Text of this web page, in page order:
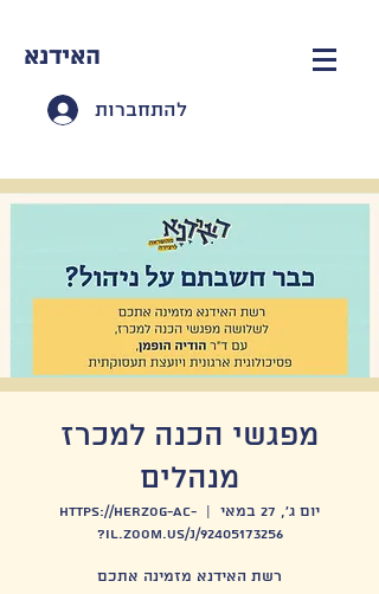
האידנא
להתחברות
מפגשי הכנה למכרז
מנהלים
יום ג׳, 27 במאי
  |
https://herzog-ac-
il.zoom.us/j/92405173256?